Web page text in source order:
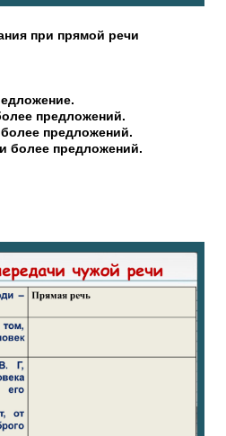
при прямой речи
предложений.
предложений.
более предложений.